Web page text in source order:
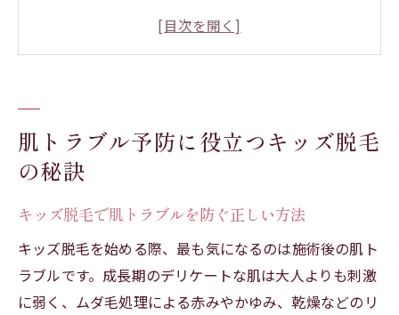
方法
自己処理より安全なキッズ脱毛の理由を解
説
子供のためのキッズ脱毛と肌改善の基礎知識
キッズ脱毛と肌改善の基本をわかりやすく
解説
子供の成長期に適したキッズ脱毛の選び方
肌トラブル予防に役立つキッズ脱毛
の秘訣
キッズ脱毛で肌トラブルを防ぐ正しい方法
キッズ脱毛を始める際、最も気になるのは施術後の肌ト
ラブルです。成長期のデリケートな肌は大人よりも刺激
に弱く、ムダ毛処理による赤みやかゆみ、乾燥などのリ